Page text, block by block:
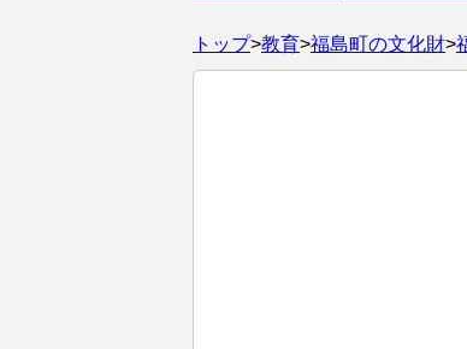
トップ>教育>福島町の文化財>